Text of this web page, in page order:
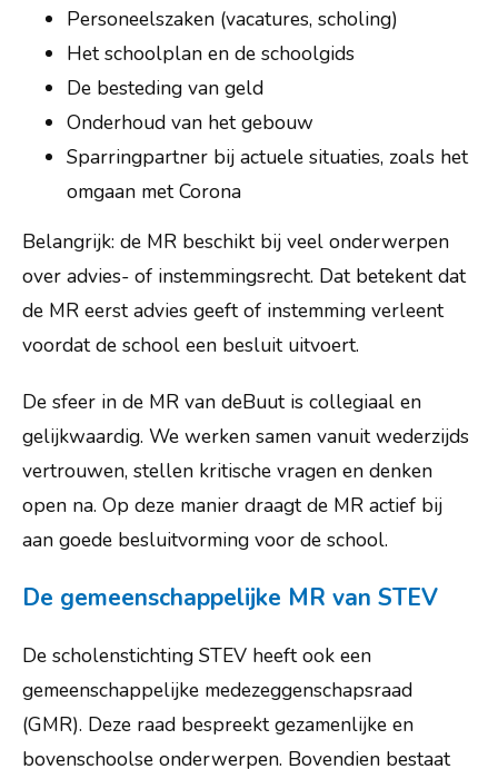
Willaertstraat 45
Personeelszaken (vacatures, scholing)
Het schoolplan en de schoolgids
De besteding van geld
Onderhoud van het gebouw
Sparringpartner bij actuele situaties, zoals het
omgaan met Corona
Belangrijk: de MR beschikt bij veel onderwerpen
over advies- of instemmingsrecht. Dat betekent dat
de MR eerst advies geeft of instemming verleent
voordat de school een besluit uitvoert.
De sfeer in de MR van deBuut is collegiaal en
gelijkwaardig. We werken samen vanuit wederzijds
vertrouwen, stellen kritische vragen en denken
open na. Op deze manier draagt de MR actief bij
aan goede besluitvorming voor de school.
De gemeenschappelijke MR van STEV
De scholenstichting STEV heeft ook een
gemeenschappelijke medezeggenschapsraad
(GMR). Deze raad bespreekt gezamenlijke en
bovenschoolse onderwerpen. Bovendien bestaat